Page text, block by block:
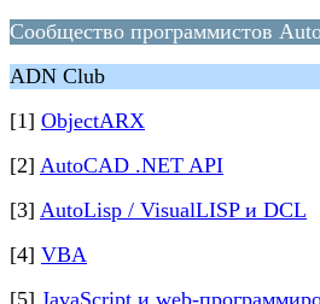
Сообщество программистов
ADN Club
[1] ObjectARX
[2] AutoCAD .NET API
[3] AutoLisp / VisualLISP и DCL
[4] VBA
[5] JavaScript и web-